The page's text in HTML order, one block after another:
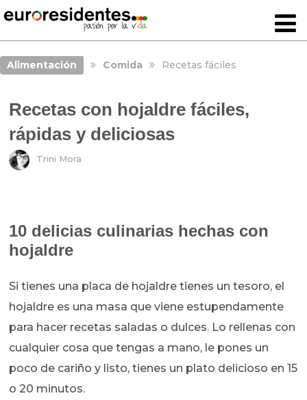
Alimentación Comida Recetas fáciles
Recetas con hojaldre fáciles,
rápidas y deliciosas
Trini Mora
10 delicias culinarias hechas con
hojaldre
Si tienes una placa de hojaldre tienes un tesoro, el
hojaldre es una masa que viene estupendamente
para hacer recetas saladas o dulces. Lo rellenas con
cualquier cosa que tengas a mano, le pones un
poco de cariño y listo, tienes un plato delicioso en 15
o 20 minutos.